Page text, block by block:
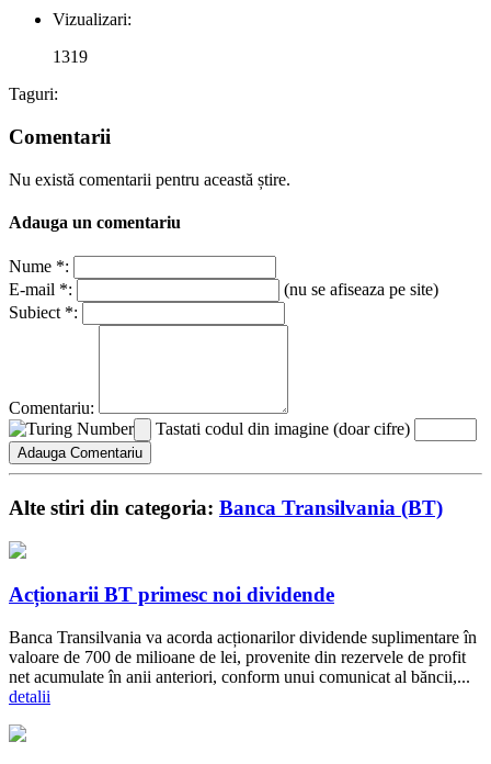
Vizualizari:
1319
Taguri:
Comentarii
Nu există comentarii pentru această știre.
Adauga un comentariu
Nume *:
E-mail *:
(nu se afiseaza pe site)
Subiect *:
Comentariu:
Tastati codul din imagine (doar cifre)
Alte stiri din categoria: Banca Transilvania (BT)
Acționarii BT primesc noi dividende
Banca Transilvania va acorda acționarilor dividende suplimentare în
valoare de 700 de milioane de lei, provenite din rezervele de profit
net acumulate în anii anteriori, conform unui comunicat al băncii,...
detalii